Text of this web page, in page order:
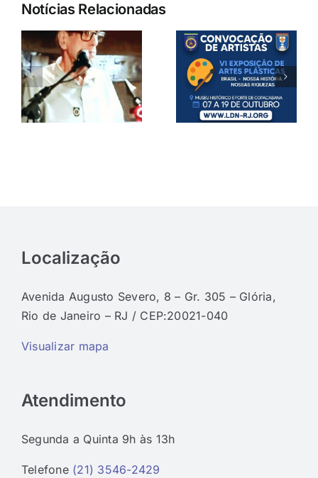
Notícias Relacionadas
Localização
Avenida Augusto Severo, 8 – Gr. 305 – Glória,
Rio de Janeiro – RJ / CEP:20021-040
Visualizar mapa
Atendimento
Segunda a Quinta 9h às 13h
Telefone (21) 3546-2429